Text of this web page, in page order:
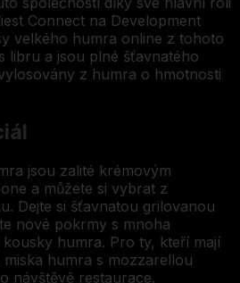
Connect na Development
velkého humra online z tohoto
libru a jsou plné šťavnatého
z humra o hmotnosti
jsou zalité krémovým
a můžete si vybrat z
Dejte si šťavnatou grilovanou
nové pokrmy s mnoha
humra. Pro ty, kteří mají
humra s mozzarellou
návštěvě restaurace.